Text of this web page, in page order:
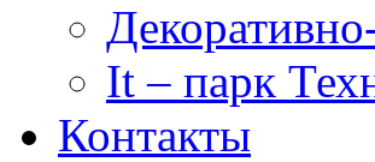
It – парк
Контакты